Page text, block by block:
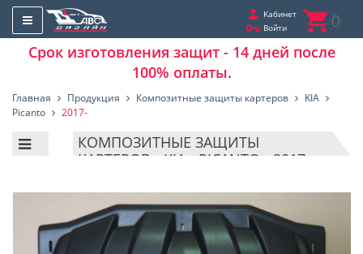
Кабинет
Войти
0
Срок изготовления защит - 14 дней после
100% оплаты.
Главная Продукция Композитные защиты картеров
KIA
Picanto
2017-
КОМПОЗИТНЫЕ ЗАЩИТЫ
КАРТЕРОВ - KIA - PICANTO - 2017-